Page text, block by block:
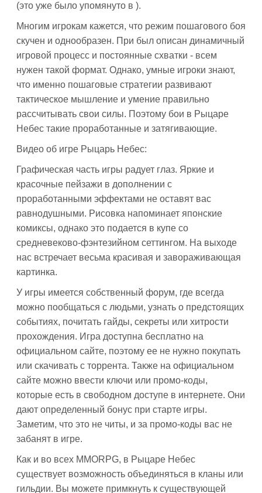
(это уже было упомянуто в ).
Многим игрокам кажется, что режим пошагового боя
скучен и однообразен. При был описан динамичный
игровой процесс и постоянные схватки - всем
нужен такой формат. Однако, умные игроки знают,
что именно пошаговые стратегии развивают
тактическое мышление и умение правильно
рассчитывать свои силы. Поэтому бои в Рыцаре
Небес такие проработанные и затягивающие.
Видео об игре Рыцарь Небес:
Графическая часть игры радует глаз. Яркие и
красочные пейзажи в дополнении с
проработанными эффектами не оставят вас
равнодушными. Рисовка напоминает японские
комиксы, однако это подается в купе со
средневеково-фэнтезийном сеттингом. На выходе
нас встречает весьма красивая и завораживающая
картинка.
У игры имеется собственный форум, где всегда
можно пообщаться с людьми, узнать о предстоящих
событиях, почитать гайды, секреты или хитрости
прохождения. Игра доступна бесплатно на
официальном сайте, поэтому ее не нужно покупать
или скачивать с торрента. Также на официальном
сайте можно ввести ключи или промо-коды,
которые есть в свободном доступе в интернете. Они
дают определенный бонус при старте игры.
Заметим, что это не читы, и за промо-коды вас не
забанят в игре.
Как и во всех MMORPG, в Рыцаре Небес
существует возможность объединяться в кланы или
гильдии. Вы можете примкнуть к существующей